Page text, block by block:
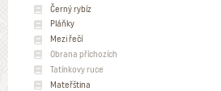
Černý rybíz
Pláňky
Mezi řečí
Obrana příchozích
Tatínkovy ruce
Mateřština